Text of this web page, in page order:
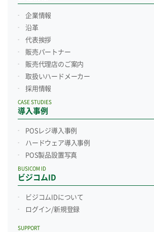
企業情報
沿革
代表挨拶
販売パートナー
販売代理店のご案内
取扱いハードメーカー
採用情報
導入事例
CASE STUDIES
POSレジ導入事例
ハードウェア導入事例
POS製品設置写真
ビジコムID
BUSICOM ID
ビジコムIDについて
ログイン/新規登録
SUPPORT